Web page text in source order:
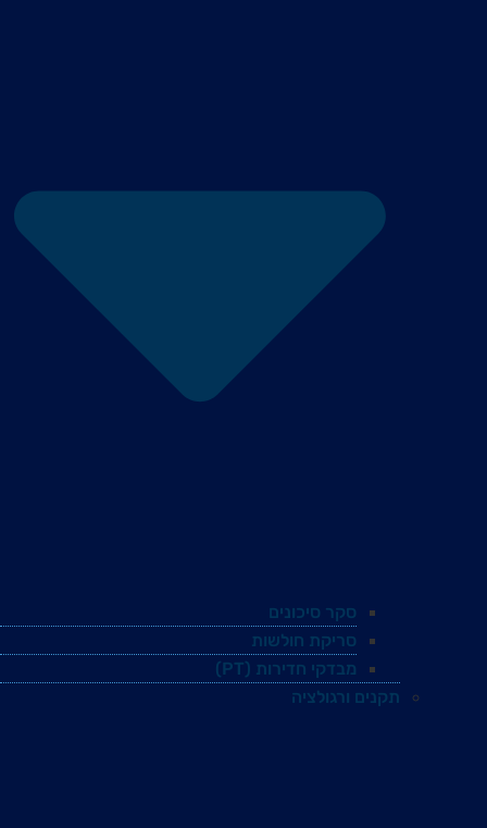
סקר סיכונים
סריקת חולשות
מבדקי חדירות (PT)
תקנים ורגולציה